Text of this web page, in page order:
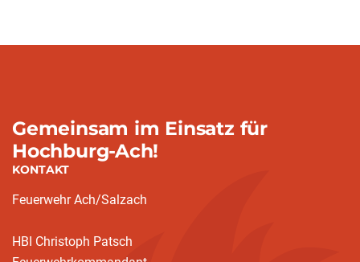
Gemeinsam im Einsatz für
Hochburg-Ach!
KONTAKT
Feuerwehr Ach/Salzach
HBI Christoph Patsch